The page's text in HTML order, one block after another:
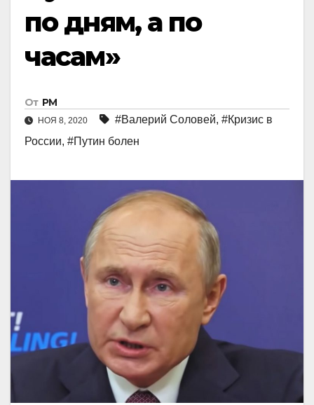
по дням, а по
часам»
От РМ
НОЯ 8, 2020 #Валерий Соловей, #Кризис в
России, #Путин болен